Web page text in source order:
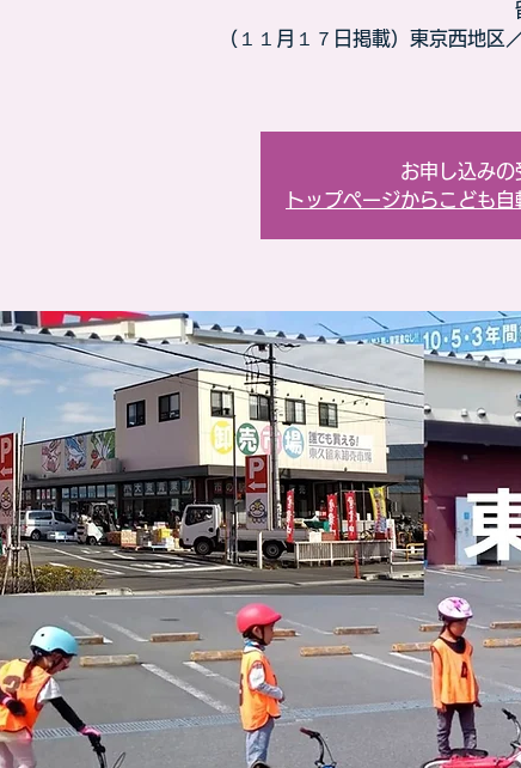
（１１月１７日掲載）東京西地区
お申し込みの
トップページからこども